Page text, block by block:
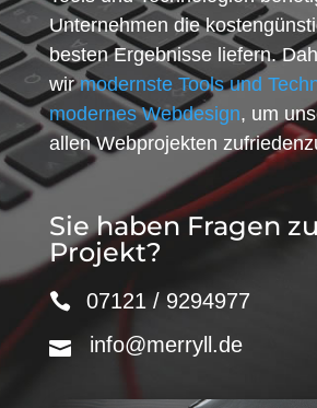
Unternehmen die
besten Ergebnisse liefern.
wirmodernste Tools und
modernes Webdesign, um
allen Webprojekten
Sie haben Fragen
Projekt?
07121 / 9294977
info@merryll.de